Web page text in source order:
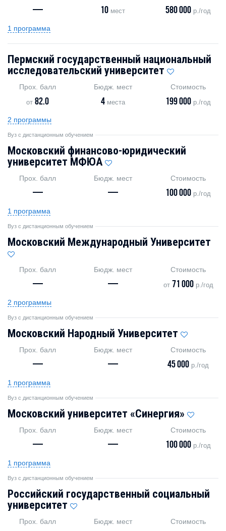
— 10 мест 580 000 р./год
1 программа
Пермский государственный национальный
исследовательский университет
Прох. балл
от82.0
Бюдж. мест
4места
Стоимость
199 000 р./год
2 программы
Вуз с дистанционным обучением
Московский финансово-юридический
университет МФЮА
Прох. балл
—
Бюдж. мест
—
Стоимость
100 000 р./год
1 программа
Вуз с дистанционным обучением
Московский Международный Университет
Прох. балл
—
Бюдж. мест
—
Стоимость
от 71 000р./год
2 программы
Вуз с дистанционным обучением
Московский Народный Университет
Прох. балл
—
Бюдж. мест
—
Стоимость
45 000 р./год
1 программа
Вуз с дистанционным обучением
Московский университет «Синергия»
Прох. балл
—
Бюдж. мест
—
Стоимость
100 000 р./год
1 программа
Вуз с дистанционным обучением
Российский государственный социальный
университет
Прох. балл Бюдж. мест Стоимость